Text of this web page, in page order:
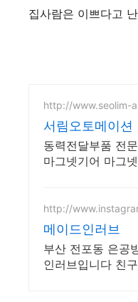
집사람은 이쁘다고
http://www.seolim-
서림오토메이션
동력전달부품 전
마그넷기어 마그
http://
메이드인러브
부산 전포동 은공
인러브입니다 친